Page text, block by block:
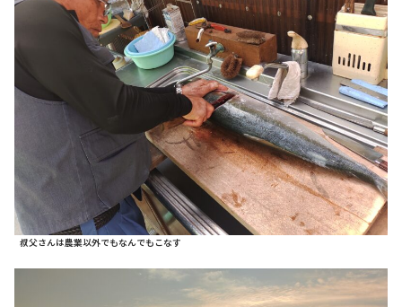
叔父さんは農業以外でもなんでもこなす